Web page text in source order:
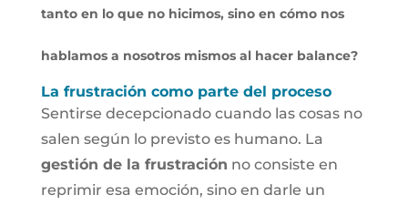
tanto en lo que no hicimos, sino en cómo nos
hablamos a nosotros mismos al hacer balance?
La frustración como parte del proceso
Sentirse decepcionado cuando las cosas no
salen según lo previsto es humano. La
gestión de la frustración no consiste en
reprimir esa emoción, sino en darle un